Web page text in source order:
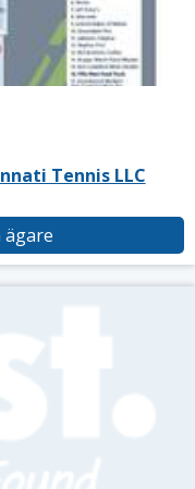
Tennis LLC
ägare